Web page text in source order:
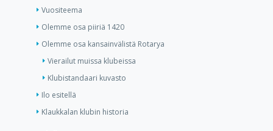
Vuositeema
Olemme osa piiriä 1420
Olemme osa kansainvälistä Rotarya
Vierailut muissa klubeissa
Klubistandaari kuvasto
Ilo esitellä
Klaukkalan klubin historia